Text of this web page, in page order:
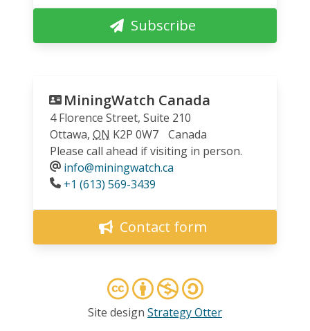
Subscribe
MiningWatch Canada
4 Florence Street, Suite 210
Ottawa, ON K2P 0W7
Canada
Please call ahead if visiting in person.
info@miningwatch.ca
Phone
+1 (613) 569-3439
Contact form
Site design Strategy Otter